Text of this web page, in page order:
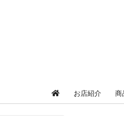
お店紹介 商